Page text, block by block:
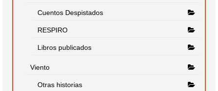
Cuentos Despistados
RESPIRO
Libros publicados
Viento
Otras historias